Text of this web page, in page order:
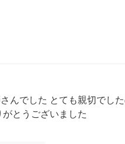
んでした とても親切でし
とうございました